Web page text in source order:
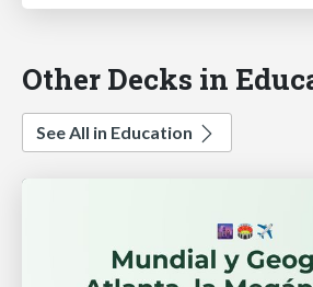
Other Decks in
See All in Education